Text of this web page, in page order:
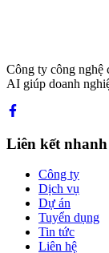
Công ty công nghệ
AI giúp doanh
Liên kết nhanh
Công ty
Dịch vụ
Dự án
Tuyển dụng
Tin tức
Liên hệ